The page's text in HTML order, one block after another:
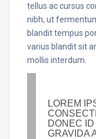
tellus ac cursus
nibh, ut
blandit tempus
varius blandit sit
mollis interdum.
LOREM
DONEC
GRAVIDA